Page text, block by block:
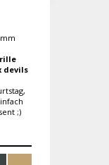
devils
;)